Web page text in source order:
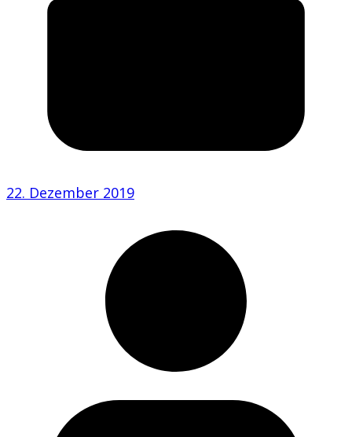
22. Dezember 2019